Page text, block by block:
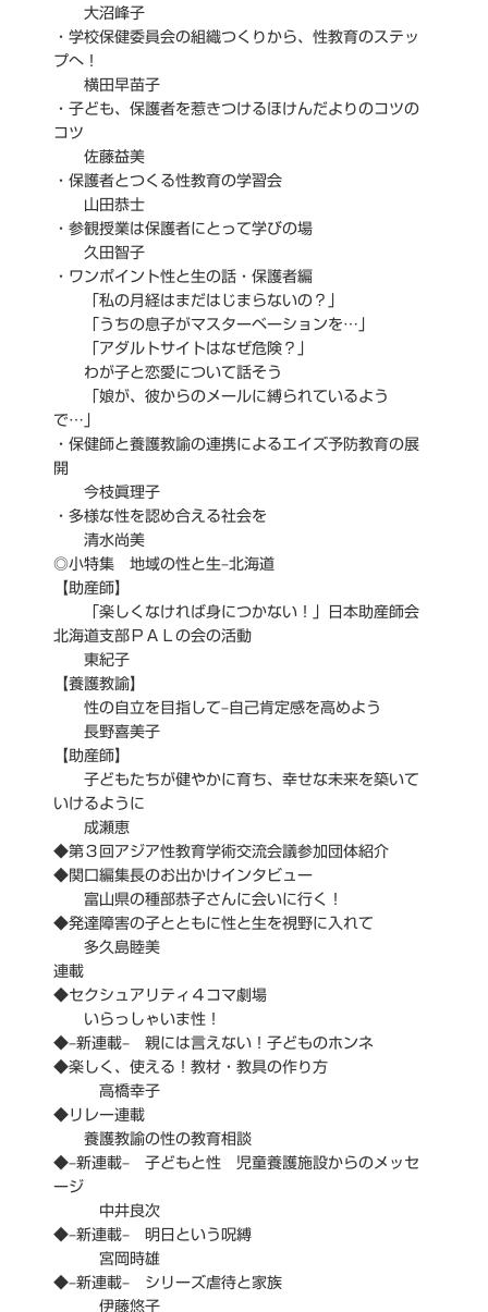
大沼峰子
・学校保健委員会の組織つくりから、性教育のステッ
プへ！
横田早苗子
・子ども、保護者を惹きつけるほけんだよりのコツの
コツ
佐藤益美
・保護者とつくる性教育の学習会
山田恭士
・参観授業は保護者にとって学びの場
久田智子
・ワンポイント性と生の話・保護者編
「私の月経はまだはじまらないの？」
「うちの息子がマスターベーションを…」
「アダルトサイトはなぜ危険？」
わが子と恋愛について話そう
「娘が、彼からのメールに縛られているよう
で…」
・保健師と養護教諭の連携によるエイズ予防教育の展
開
今枝眞理子
・多様な性を認め合える社会を
清水尚美
◎小特集 地域の性と生–北海道
【助産師】
「楽しくなければ身につかない！」日本助産師会
北海道支部ＰＡＬの会の活動
東紀子
【養護教諭】
性の自立を目指して–自己肯定感を高めよう
長野喜美子
【助産師】
子どもたちが健やかに育ち、幸せな未来を築いて
いけるように
成瀬恵
◆第３回アジア性教育学術交流会議参加団体紹介
◆関口編集長のお出かけインタビュー
富山県の種部恭子さんに会いに行く！
◆発達障害の子とともに性と生を視野に入れて
多久島睦美
連載
◆セクシュアリティ４コマ劇場
いらっしゃいま性！
◆–新連載– 親には言えない！子どものホンネ
◆楽しく、使える！教材・教具の作り方
高橋幸子
◆リレー連載
養護教諭の性の教育相談
◆–新連載– 子どもと性 児童養護施設からのメッセ
ージ
中井良次
◆–新連載– 明日という呪縛
宮岡時雄
◆–新連載– シリーズ虐待と家族
伊藤悠子